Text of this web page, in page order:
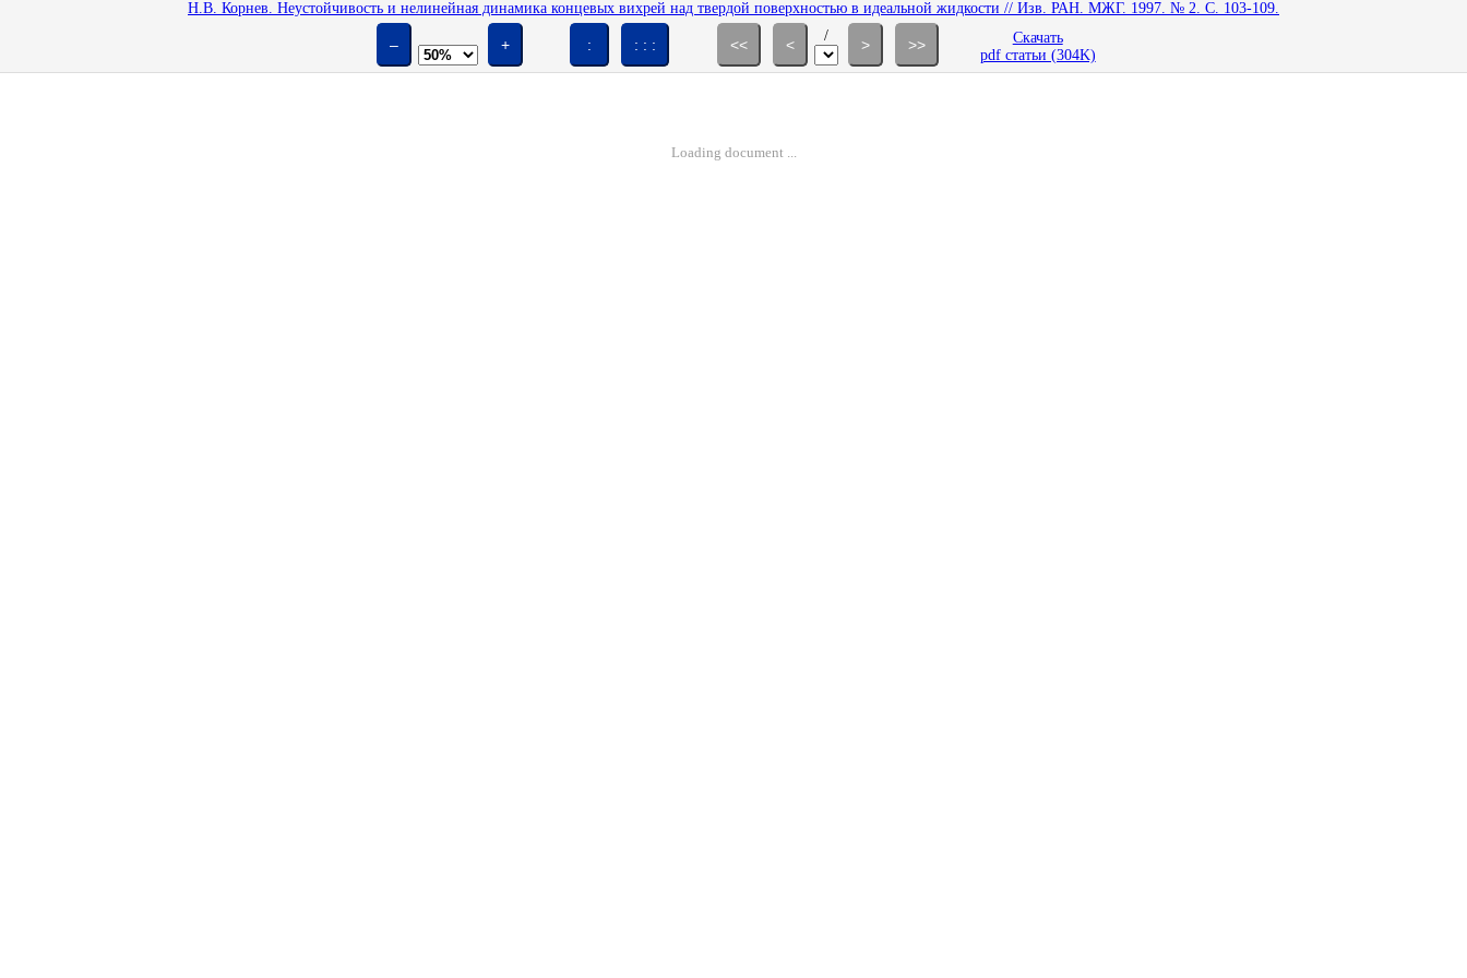
Н.В. Корнев. Неустойчивость и нелинейная динамика концевых вихрей над твердой поверхностью в идеальной жидкости // Изв. РАН. МЖГ. 1997. № 2. С. 103-109.
– + : : : : << <
/
> >>
Скачать
pdf статьи (304K)
Loading document ...